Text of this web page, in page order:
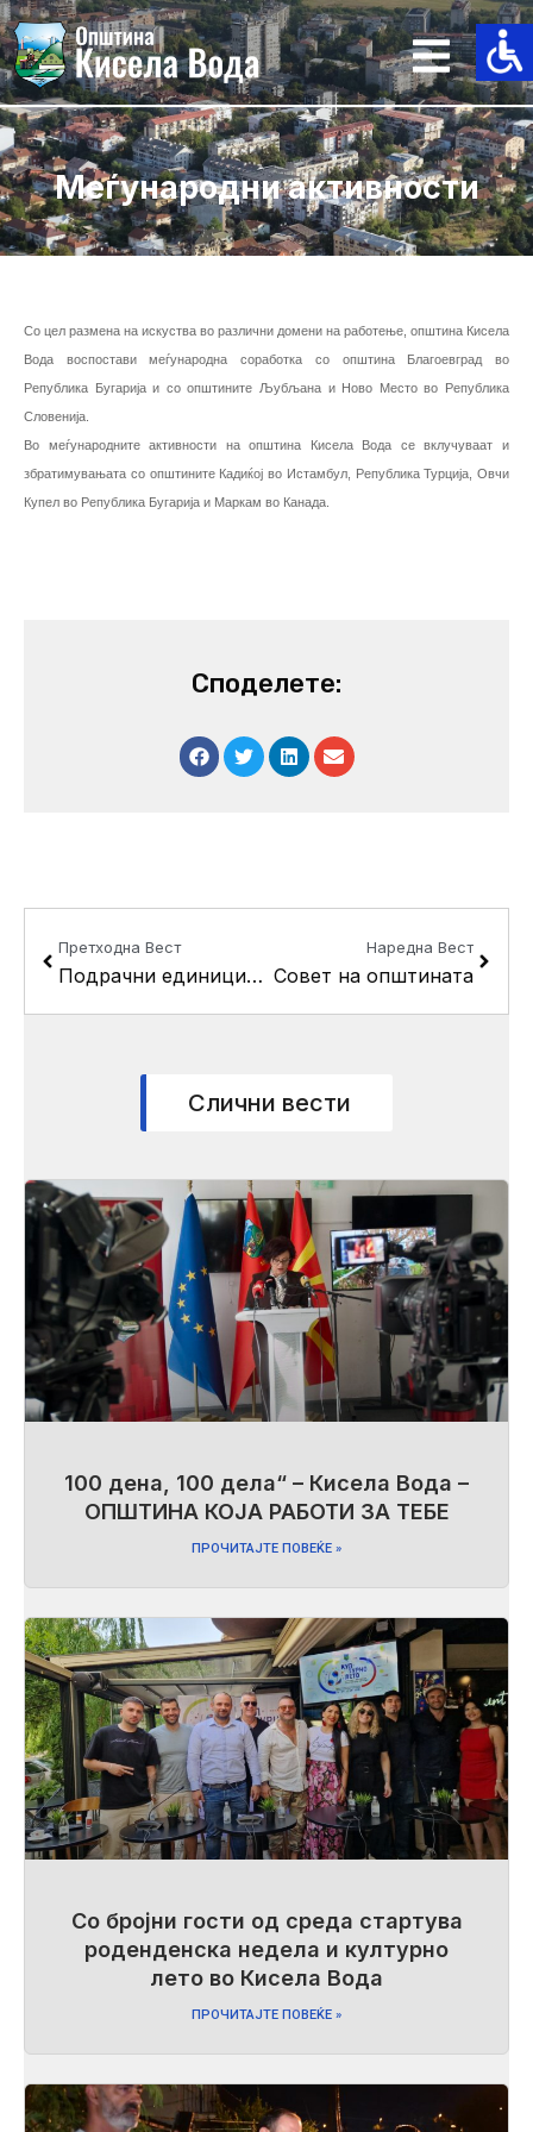
Skip
to
content
Меѓународни активности
Со цел размена на искуства во различни домени на работење, општина Кисела
Вода воспостави меѓународна соработка со општина Благоевград во
Република Бугарија и со општините Љубљана и Ново Место во Република
Словенија.
Во меѓународните активности на општина Кисела Вода се вклучуваат и
збратимувањата со општините Кадиќој во Истамбул, Република Турција, Овчи
Купел во Република Бугарија и Маркам во Канада.
Споделете:
Претходна Вест
Подрачни единици на органи на државна управа
Наредна Вест
Совет на општината
Слични вести
100 дена, 100 дела“ – Кисела Вода –
ОПШТИНА КОЈА РАБОТИ ЗА ТЕБЕ
ПРОЧИТАЈТЕ ПОВЕЌЕ »
Со бројни гости од среда стартува
роденденска недела и културно
лето во Кисела Вода
ПРОЧИТАЈТЕ ПОВЕЌЕ »